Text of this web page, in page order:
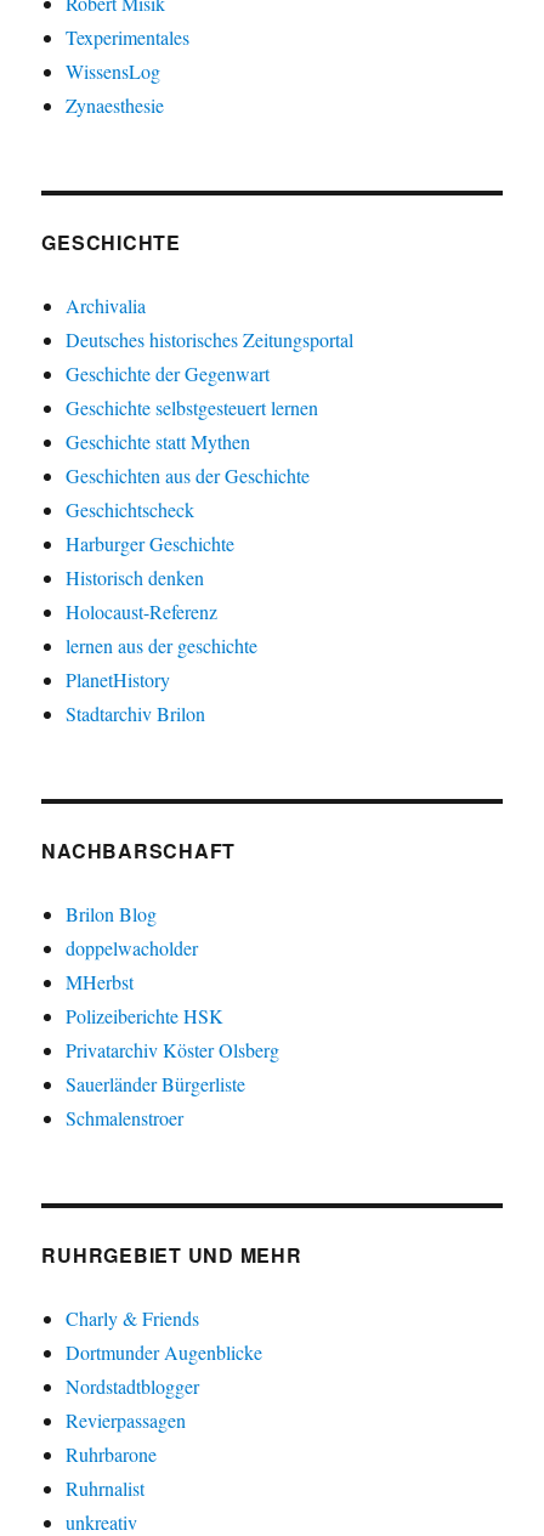
Texperimentales
WissensLog
Zynaesthesie
GESCHICHTE
Archivalia
Deutsches historisches Zeitungsportal
Geschichte der Gegenwart
Geschichte selbstgesteuert lernen
Geschichte statt Mythen
Geschichten aus der Geschichte
Geschichtscheck
Harburger Geschichte
Historisch denken
Holocaust-Referenz
lernen aus der geschichte
PlanetHistory
Stadtarchiv Brilon
NACHBARSCHAFT
Brilon Blog
doppelwacholder
MHerbst
Polizeiberichte HSK
Privatarchiv Köster Olsberg
Sauerländer Bürgerliste
Schmalenstroer
RUHRGEBIET UND MEHR
Charly & Friends
Dortmunder Augenblicke
Nordstadtblogger
Revierpassagen
Ruhrbarone
Ruhrnalist
unkreativ